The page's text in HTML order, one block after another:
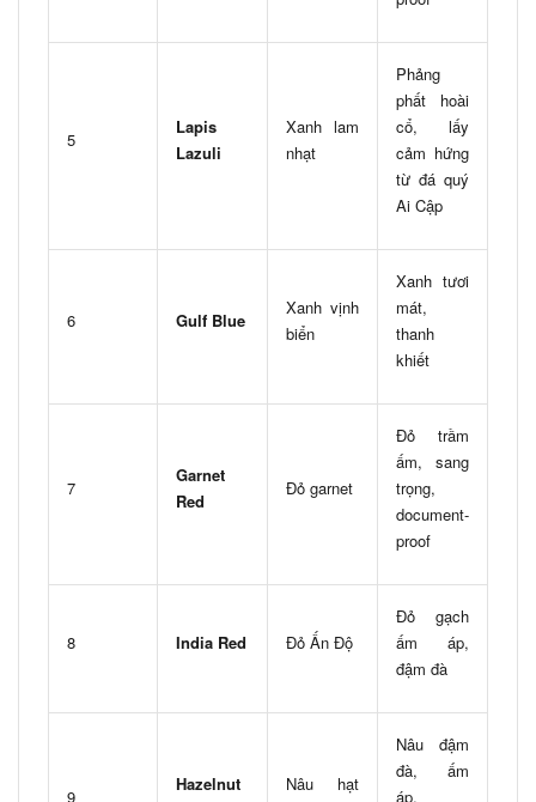
5
Lapis
Lazuli
Xanh lam
nhạt
Phảng
phất hoài
cổ, lấy
cảm hứng
từ đá quý
Ai Cập
6 Gulf Blue
Xanh vịnh
biển
Xanh tươi
mát,
thanh
khiết
7
Garnet
Red
Đỏ garnet
Đỏ trầm
ấm, sang
trọng,
document-
proof
8 India Red Đỏ Ấn Độ
Đỏ gạch
ấm áp,
đậm đà
9
Hazelnut
Nâu hạt
Nâu đậm
đà, ấm
áp,